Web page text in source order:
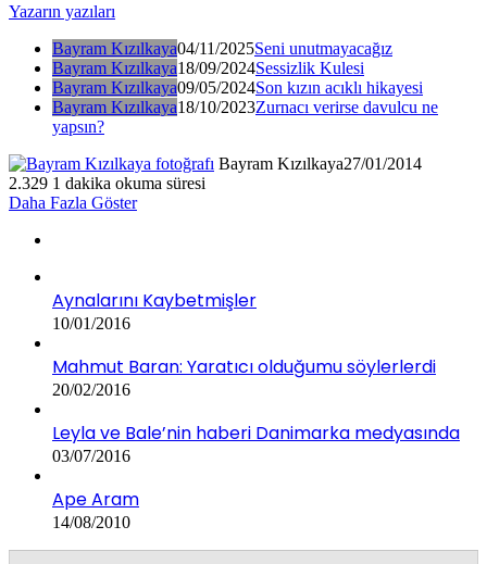
Yazarın yazıları
Bayram Kızılkaya04/11/2025Seni unutmayacağız
Bayram Kızılkaya18/09/2024Sessizlik Kulesi
Bayram Kızılkaya09/05/2024Son kızın acıklı hikayesi
Bayram Kızılkaya18/10/2023Zurnacı verirse davulcu ne
yapsın?
Bayram Kızılkaya27/01/2014
2.329 1 dakika okuma süresi
Daha Fazla Göster
Aynalarını Kaybetmişler
10/01/2016
Mahmut Baran: Yaratıcı olduğumu söylerlerdi
20/02/2016
Leyla ve Bale’nin haberi Danimarka medyasında
03/07/2016
Ape Aram
14/08/2010